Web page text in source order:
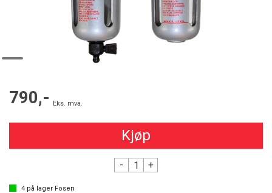
790,- Eks. mva.
Kjøp
- +
4 på lager Fosen